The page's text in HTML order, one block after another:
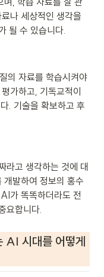
나 세상적인 생각을
될 수 있습니다.
의 자료를 학습시켜야
가하고, 기독교적이
. 기술을 확보하고 후
라고 생각하는 것에 대
발하여 정보의 홍수
가 똑똑하더라도 전
요합니다.
AI 시대를 어떻게